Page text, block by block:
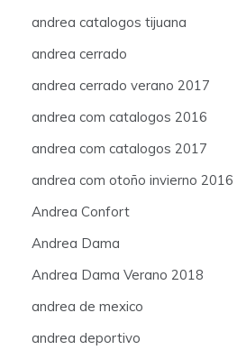
andrea catalogos tijuana
andrea cerrado
andrea cerrado verano 2017
andrea com catalogos 2016
andrea com catalogos 2017
andrea com otoño invierno 2016
Andrea Confort
Andrea Dama
Andrea Dama Verano 2018
andrea de mexico
andrea deportivo